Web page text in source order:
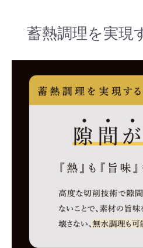
蓄熱調理を実現